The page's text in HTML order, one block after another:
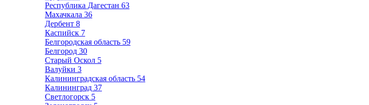
Республика Дагестан 63
Махачкала 36
Дербент 8
Каспийск 7
Белгородская область 59
Белгород 30
Старый Оскол 5
Валуйки 3
Калининградская область 54
Калининград 37
Светлогорск 5